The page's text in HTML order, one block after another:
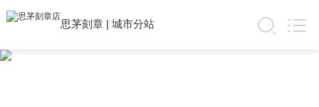
思茅刻章| 城市分站